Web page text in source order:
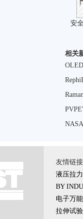
安
相关
友情链
液压拉
BY
电子万
拉伸试